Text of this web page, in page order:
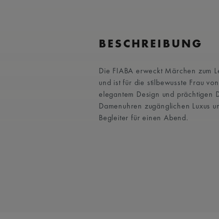
BESCHREIBUNG
Die FIABA erweckt Märchen zum
und ist für die stilbewusste Frau
elegantem Design und prächtigen
Damenuhren zugänglichen Luxus
Begleiter für einen Abend.